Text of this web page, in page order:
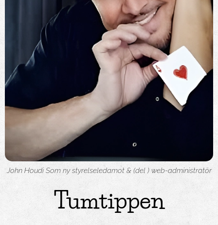
John Houdi Som ny styrelseledamot & (del ) web-administratör
Tumtippen